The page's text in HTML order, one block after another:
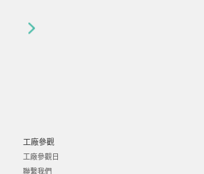
工廠參觀
工廠參觀日
聯繫我們